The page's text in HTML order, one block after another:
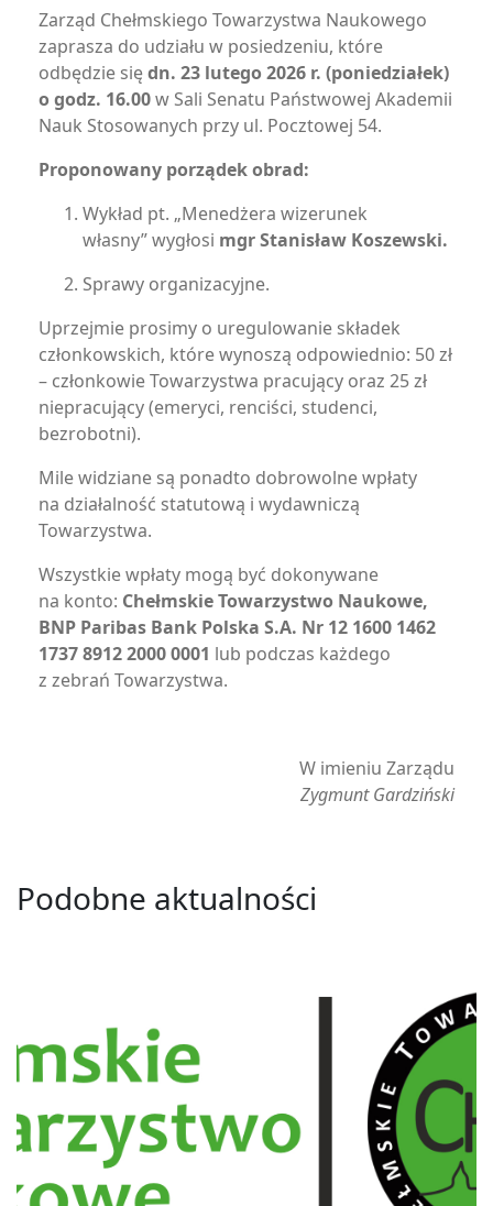
Zarząd Chełmskiego Towarzystwa Naukowego
zaprasza do udziału w posiedzeniu, które
odbędzie siędn. 23 lutego 2026 r. (poniedziałek)
o godz. 16.00w Sali Senatu Państwowej Akademii
Nauk Stosowanych przy ul. Pocztowej 54.
Proponowany porządek obrad:
Wykład pt. „Menedżera wizerunek
własny” wygłosi mgr Stanisław Koszewski.
Sprawy organizacyjne.
Uprzejmie prosimy o uregulowanie składek
członkowskich, które wynoszą odpowiednio: 50 zł
– członkowie Towarzystwa pracujący oraz 25 zł
niepracujący (emeryci, renciści, studenci,
bezrobotni).
Mile widziane są ponadto dobrowolne wpłaty
na działalność statutową i wydawniczą
Towarzystwa.
Wszystkie wpłaty mogą być dokonywane
na konto: Chełmskie Towarzystwo Naukowe,
BNP Paribas Bank Polska S.A. Nr 12 1600 1462
1737 8912 2000 0001 lub podczas każdego
z zebrań Towarzystwa.
W imieniu Zarządu
Zygmunt Gardziński
Podobne aktualności